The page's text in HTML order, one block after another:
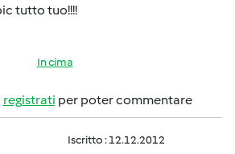
tutto tuo!!!!
In cima
registrati per poter commentare
Iscritto : 12.12.2012